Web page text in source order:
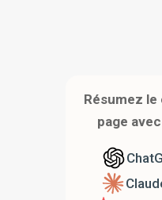
Résumez
page